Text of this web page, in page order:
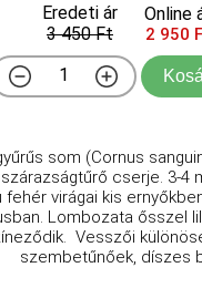
Eredeti ár
3 450 Ft
Online
2 950
som (Cornus
cserje. 3-4
fehér virágai kis
Lombozata ősszel
Vesszői
szembetűnőek, díszes bí